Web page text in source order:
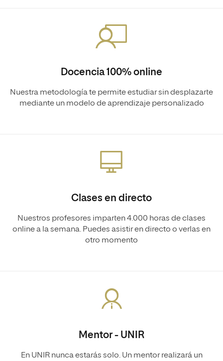
Docencia 100% online
Nuestra metodología te permite estudiar sin desplazarte
mediante un modelo de aprendizaje personalizado
Clases en directo
Nuestros profesores imparten 4.000 horas de clases
online a la semana. Puedes asistir en directo o verlas en
otro momento
Mentor - UNIR
En UNIR nunca estarás solo. Un mentor realizará un